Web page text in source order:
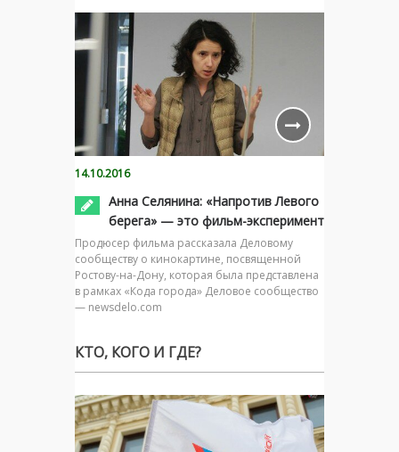
14.10.2016
Анна Селянина: «Напротив Левого
берега» — это фильм-эксперимент
Продюсер фильма рассказала Деловому
сообществу о кинокартине, посвященной
Ростову-на-Дону, которая была представлена
в рамках «Кода города» Деловое сообщество
— newsdelo.com
КТО, КОГО И ГДЕ?